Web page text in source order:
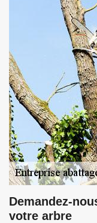
Demandez-
votre arbre